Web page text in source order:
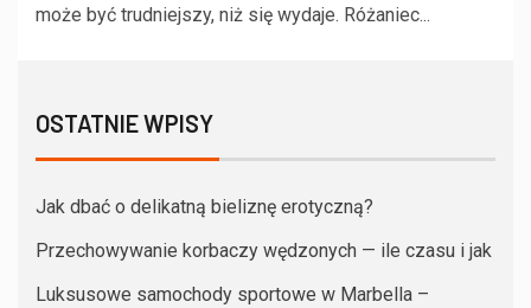
może być trudniejszy, niż się wydaje. Różaniec...
OSTATNIE WPISY
Jak dbać o delikatną bieliznę erotyczną?
Przechowywanie korbaczy wędzonych — ile czasu i jak
Luksusowe samochody sportowe w Marbella –